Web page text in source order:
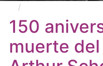
150
muerte